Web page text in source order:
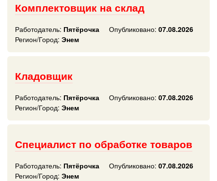
Комплектовщик на склад
Работодатель: Пятёрочка Опубликовано: 07.08.2026
Регион/Город: Энем
Кладовщик
Работодатель: Пятёрочка Опубликовано: 07.08.2026
Регион/Город: Энем
Специалист по обработке товаров
Работодатель: Пятёрочка Опубликовано: 07.08.2026
Регион/Город: Энем